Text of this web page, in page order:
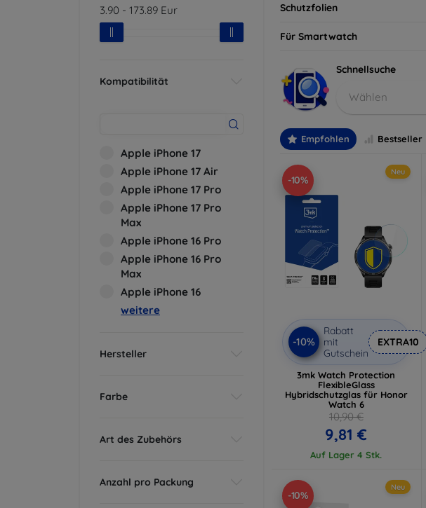
3.90 - 173.89 Eur
Kompatibilität
Apple iPhone 17
Apple iPhone 17 Air
Apple iPhone 17 Pro
Apple iPhone 17 Pro
Max
Apple iPhone 16 Pro
Apple iPhone 16 Pro
Max
Apple iPhone 16
weitere
Hersteller
Farbe
Art des Zubehörs
Anzahl pro Packung
Schutzfolien
Für Smartwatch
Schnellsuche
Wählen
Empfohlen Bestseller
-10%
Neu
-10%
Rabatt
mit
Gutschein
EXTRA10
3mk Watch Protection
FlexibleGlass
Hybridschutzglas für Honor
Watch 6
10,90 €
9,81 €
Auf Lager 4 Stk.
-10%
Neu